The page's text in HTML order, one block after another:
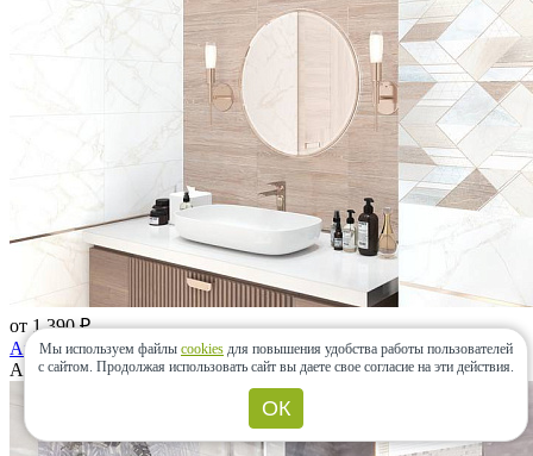
от 1 390 ₽
Artdeco
AltaCera, Россия
Мы используем файлы cookies для повышения удобства работы пользователей
с сайтом. Продолжая использовать сайт вы даете свое согласие на эти действия.
ОК